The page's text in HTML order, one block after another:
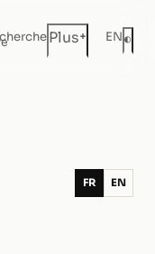
Plus+ EN◐
FR EN